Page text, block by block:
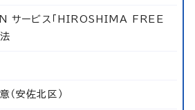
サービス「HIROSHIMA FREE
（安佐北区）